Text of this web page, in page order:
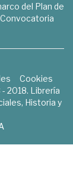
del Plan de
Cookies
2018. Librería
Historia y